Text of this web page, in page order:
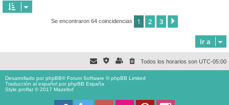
Se encontraron 64 coincidencias 1 2 3
Ir a
Todos los horarios son UTC-05:00
Desarrollado porphpBB® Forum Software © phpBB Limited
Traducción al español porphpBB España
Style proflat © 2017 Mazeltof